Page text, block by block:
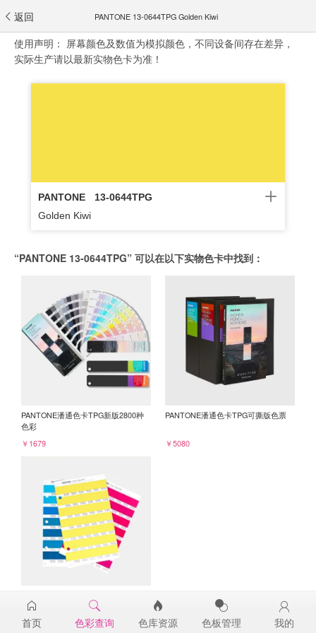
返回 PANTONE 13-0644TPG Golden Kiwi
使用声明： 屏幕颜色及数值为模拟颜色，不同设备间存在差异，
实际生产请以最新实物色卡为准！
PANTONE
13-0644TPG
Golden Kiwi
“PANTONE 13-0644TPG” 可以在以下实物色卡中找到：
PANTONE潘通色卡TPG新版2800种
色彩
￥1679
PANTONE潘通色卡TPG可撕版色票
￥5080
13-0644TPG
￥98
首页 色彩查询 色库资源 色板管理 我的